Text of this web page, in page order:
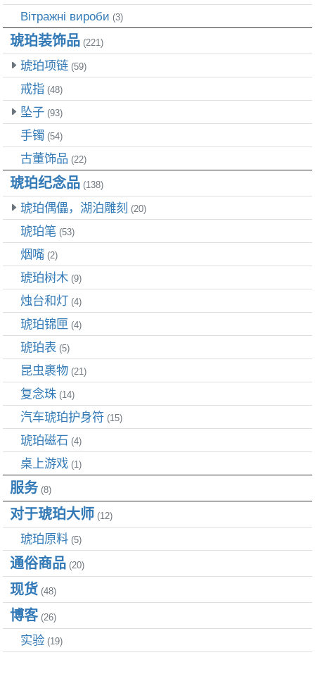
Вітражні вироби (3)
琥珀装饰品 (221)
琥珀项链 (59)
戒指 (48)
坠子 (93)
手镯 (54)
古董饰品 (22)
琥珀纪念品 (138)
琥珀偶儡，湖泊雕刻 (20)
琥珀笔 (53)
烟嘴 (2)
琥珀树木 (9)
烛台和灯 (4)
琥珀锦匣 (4)
琥珀表 (5)
昆虫裹物 (21)
复念珠 (14)
汽车琥珀护身符 (15)
琥珀磁石 (4)
桌上游戏 (1)
服务(8)
对于琥珀大师 (12)
琥珀原料 (5)
通俗商品 (20)
现货 (48)
博客(26)
实验 (19)